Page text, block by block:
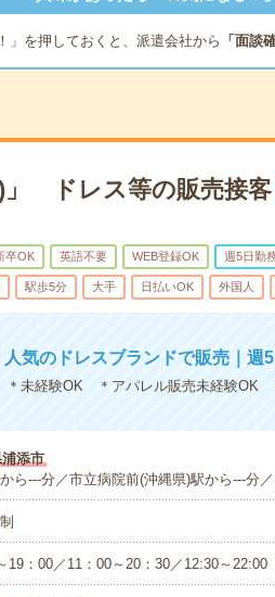
」を押しておくと、派遣会社から 「面談
)」 ドレス等の販売接客
卒OK 英語不要 WEB登録OK 週5日勤
駅歩5分 大手 日払いOK 外国人
気のドレスブランドで販売｜週
未経験OK ＊アパレル販売未経験OK
添市
ら---分／市立病院前(沖縄県)駅から---分
19：00／11：00～20：30／12:30～22:00